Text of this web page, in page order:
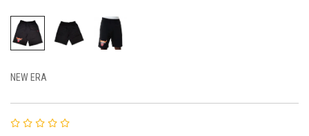
NEW ERA